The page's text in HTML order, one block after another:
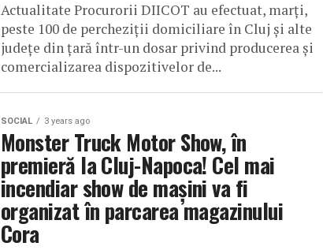
Actualitate Procurorii DIICOT au efectuat, marți,
peste 100 de percheziții domiciliare în Cluj și alte
județe din țară într-un dosar privind producerea și
comercializarea dispozitivelor de...
SOCIAL 3 years ago
Monster Truck Motor Show, în
premieră la Cluj-Napoca! Cel mai
incendiar show de mașini va fi
organizat în parcarea magazinului
Cora